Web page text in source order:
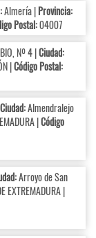
Almería |Provincia:
Postal:04007
Nº 4 |Ciudad:
|Código Postal:
Ciudad:Almendralejo
|Código
Arroyo de San
EXTREMADURA |